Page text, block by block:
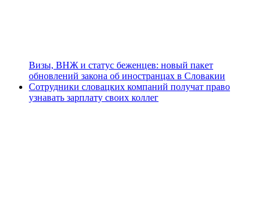
Визы, ВНЖ и статус беженцев: новый пакет
обновлений закона об иностранцах в Словакии
Сотрудники словацких компаний получат право
узнавать зарплату своих коллег